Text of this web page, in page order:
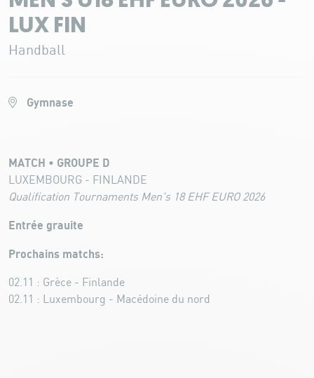
LUX FIN
Handball
Gymnase
MATCH • GROUPE D
LUXEMBOURG - FINLANDE
Qualification Tournaments Men's 18 EHF EURO 2026
Entrée grauite
Prochains matchs:
02.11 : Grèce - Finlande
02.11 : Luxembourg - Macédoine du nord